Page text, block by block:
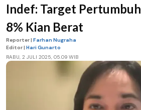
Indef: Target
8% Kian Berat
Reporter | Farhan Nugraha
Editor | Hari Gunarto
RABU, 2 JULI 2025, 05.09 WIB